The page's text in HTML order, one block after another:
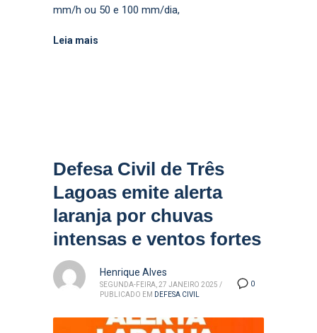
mm/h ou 50 e 100 mm/dia,
Leia mais
Defesa Civil de Três
Lagoas emite alerta
laranja por chuvas
intensas e ventos fortes
0
Henrique Alves
SEGUNDA-FEIRA, 27 JANEIRO 2025 /
PUBLICADO EM DEFESA CIVIL